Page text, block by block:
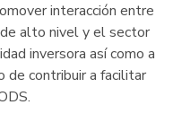
interacción entre
alto nivel y el sector
inversora así como a
de contribuir a facilitar